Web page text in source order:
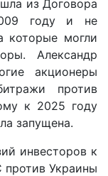
из Договора
году и не
которые могли
Александр
акционеры
против
к 2025 году
запущена.
инвесторов к
Украины